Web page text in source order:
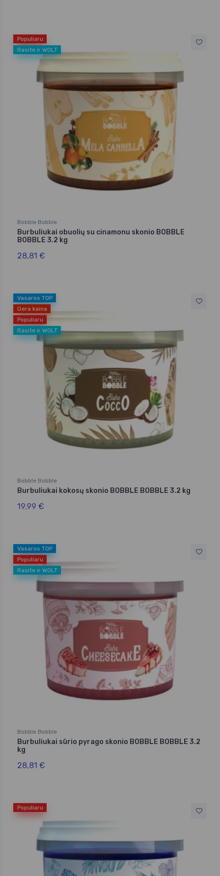
Populiaru
Rasite ir WOLT
Bobble Bobble
Burbuliukai obuolių su cinamonu skonio BOBBLE
BOBBLE 3.2 kg
28,81 €
Vasaros TOP
Gera kaina
Populiaru
Rasite ir WOLT
Bobble Bobble
Burbuliukai kokosų skonio BOBBLE BOBBLE 3.2 kg
19,99 €
Vasaros TOP
Populiaru
Rasite ir WOLT
Bobble Bobble
Burbuliukai sūrio pyrago skonio BOBBLE BOBBLE 3.2
kg
28,81 €
Populiaru